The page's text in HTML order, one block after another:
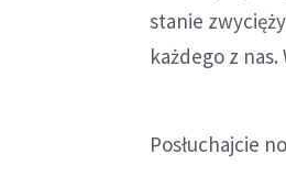
stanie
każdego z
Posłuchajcie